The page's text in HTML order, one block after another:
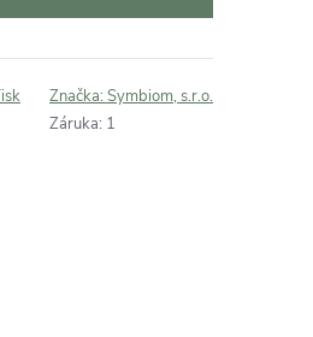
Značka: Symbiom, s.r.o.
Záruka: 1